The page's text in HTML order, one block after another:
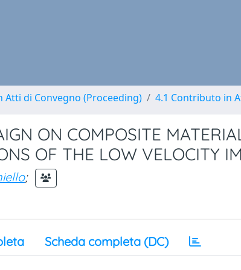
Atti di Convegno (Proceeding) 4.1 Contributo in
ON COMPOSITE
OF THE LOW VELOCITY
;
Scheda completa (DC)